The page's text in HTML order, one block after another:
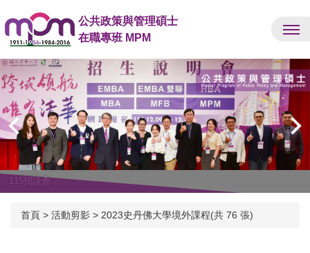
到
主
內
容
區
公共政策與管理碩士
在職專班 MPM
115招說會
首頁 > 活動剪影 > 2023史丹佛大學境外課程(共 76 張)